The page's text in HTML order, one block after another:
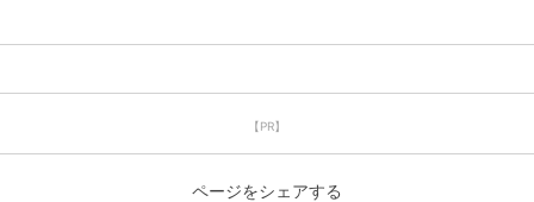
【PR】
ページをシェアする